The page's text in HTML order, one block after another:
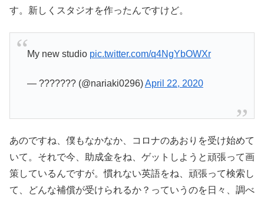
す。新しくスタジオを作ったんですけど。
My new studio pic.twitter.com/q4NgYbOWXr
— ??????? (@nariaki0296)April 22, 2020
あのですね、僕もなかなか、コロナのあおりを受け始めて
いて。それで今、助成金をね、ゲットしようと頑張って画
策しているんですが。慣れない英語をね、頑張って検索し
て、どんな補償が受けられるか？っていうのを日々、調べ